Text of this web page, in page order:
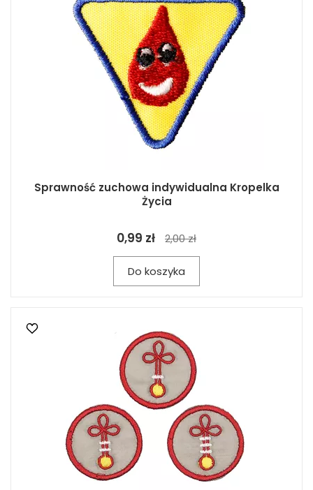
Sprawność zuchowa indywidualna Kropelka
Życia
0,99 zł 2,00 zł
Do koszyka